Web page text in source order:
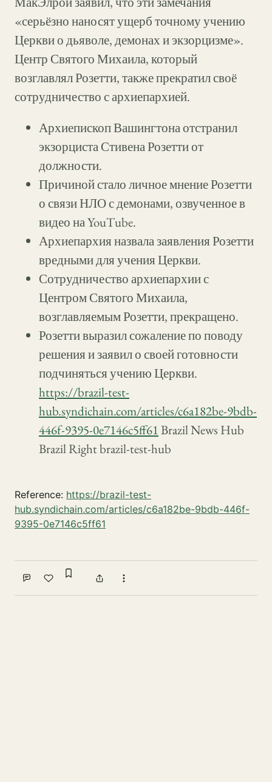
«серьёзно наносят ущерб точному учению
Церкви о дьяволе, демонах и экзорцизме».
Центр Святого Михаила, который
возглавлял Розетти, также прекратил своё
сотрудничество с архиепархией.
Архиепископ Вашингтона отстранил
экзорциста Стивена Розетти от
должности.
Причиной стало личное мнение Розетти
о связи НЛО с демонами, озвученное в
видео на YouTube.
Архиепархия назвала заявления Розетти
вредными для учения Церкви.
Сотрудничество архиепархии с
Центром Святого Михаила,
возглавляемым Розетти, прекращено.
Розетти выразил сожаление по поводу
решения и заявил о своей готовности
подчиняться учению Церкви.
https://brazil-test-
hub.syndichain.com/articles/c6a182be-9bdb-
446f-9395-0e7146c5ff61Brazil News Hub
Brazil Right brazil-test-hub
Reference: https://brazil-test-
hub.syndichain.com/articles/c6a182be-9bdb-446f-
9395-0e7146c5ff61
Comment
Like
Sign in to bookmark
ShareMore actions